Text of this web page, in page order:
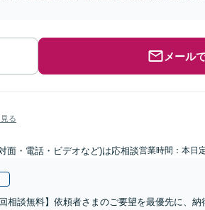
メール
る
面・電話・ビデオなど)は応相談営業時間：本日
相談無料】依頼者さまのご要望を最優先に、納